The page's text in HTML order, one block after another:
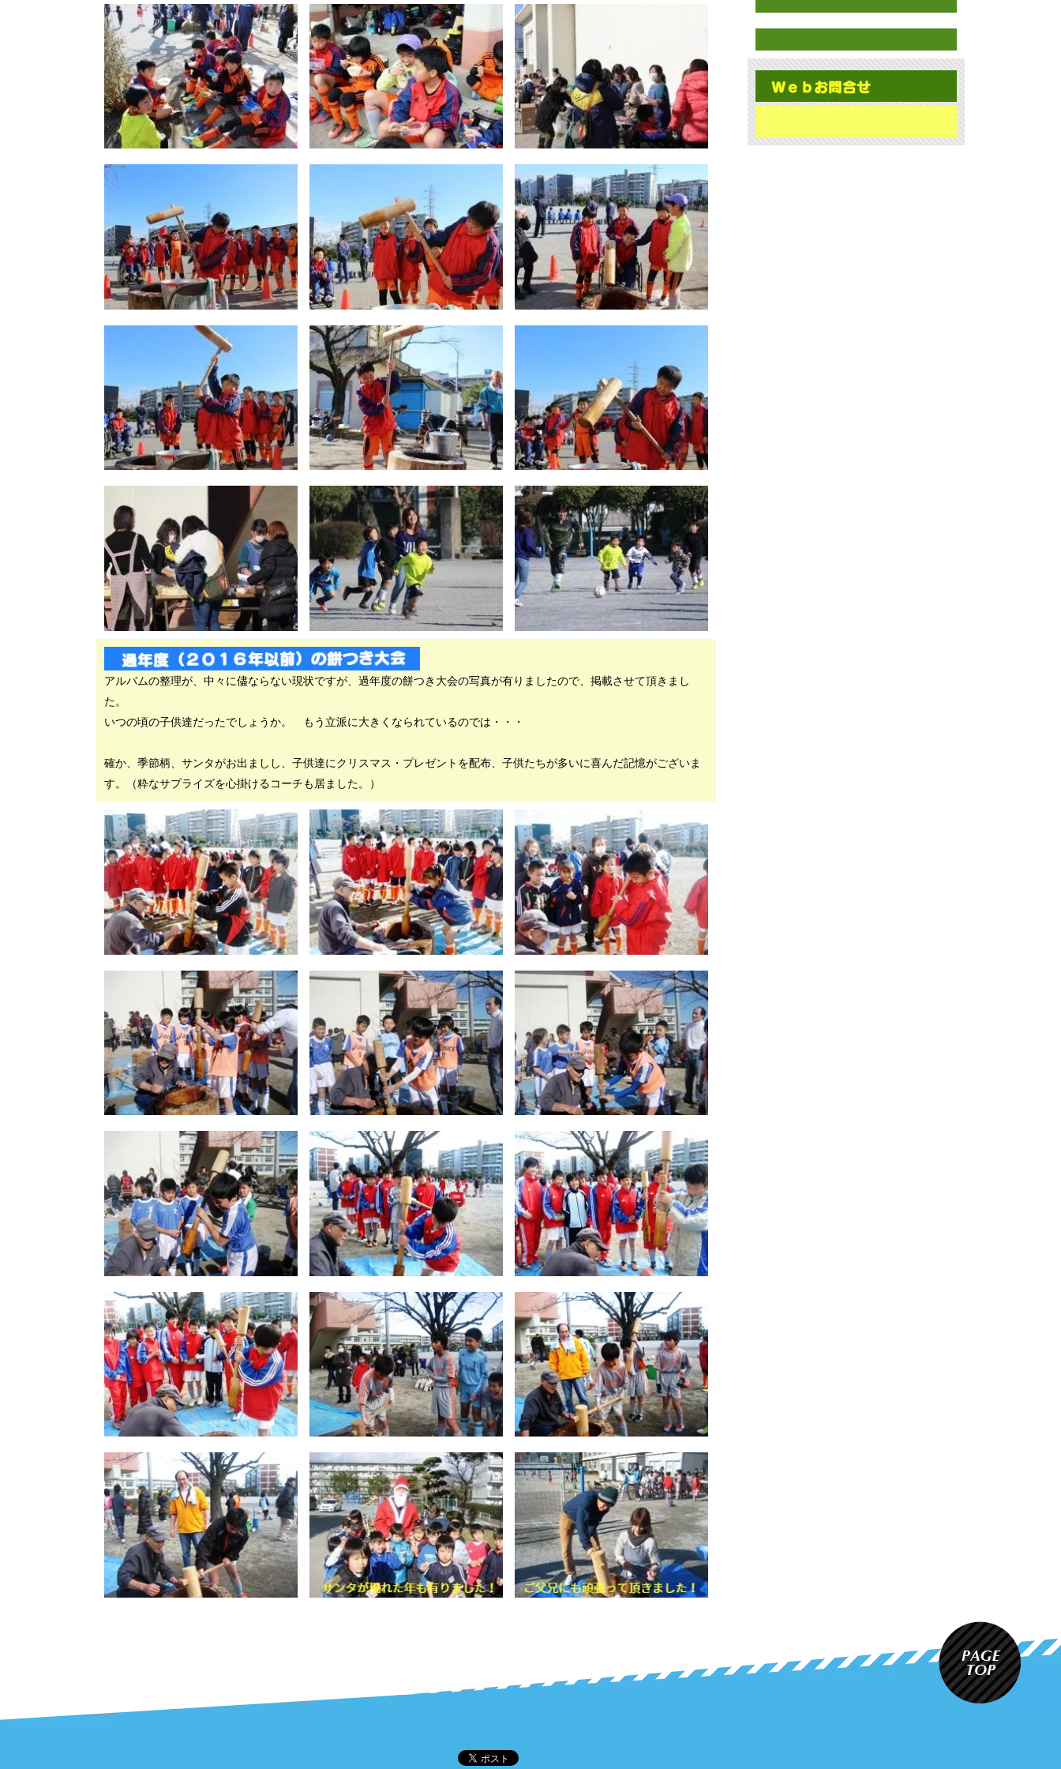
アルバムの整理が、中々に儘ならない現状ですが、過年度の餅つき大会の写真が有りましたので、掲載させて頂きまし
た。
いつの頃の子供達だったでしょうか。 もう立派に大きくなられているのでは・・・
確か、季節柄、サンタがお出ましし、子供達にクリスマス・プレゼントを配布、子供たちが多いに喜んだ記憶がございま
す。（粋なサプライズを心掛けるコーチも居ました。）